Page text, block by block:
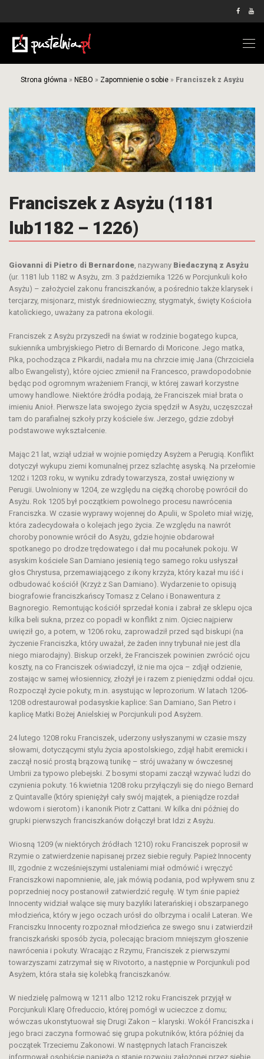
Strona główna » NEBO » Zapomnienie o sobie» Franciszek z Asyżu
Franciszek z Asyżu (1181
lub1182 – 1226)
Giovanni di Pietro di Bernardone, nazywany Biedaczyną z Asyżu
(ur. 1181 lub 1182 w Asyżu, zm. 3 października 1226 w Porcjunkuli koło
Asyżu) – założyciel zakonu franciszkanów, a pośrednio także klarysek i
tercjarzy, misjonarz, mistyk średniowieczny, stygmatyk, święty Kościoła
katolickiego, uważany za patrona ekologii.
Franciszek z Asyżu przyszedł na świat w rodzinie bogatego kupca,
sukiennika umbryjskiego Pietro di Bernardo di Moricone. Jego matka,
Pika, pochodząca z Pikardii, nadała mu na chrzcie imię Jana (Chrzciciela
albo Ewangelisty), które ojciec zmienił na Francesco, prawdopodobnie
będąc pod ogromnym wrażeniem Francji, w której zawarł korzystne
umowy handlowe. Niektóre źródła podają, że Franciszek miał brata o
imieniu Anioł. Pierwsze lata swojego życia spędził w Asyżu, uczęszczał
tam do parafialnej szkoły przy kościele św. Jerzego, gdzie zdobył
podstawowe wykształcenie.
Mając 21 lat, wziął udział w wojnie pomiędzy Asyżem a Perugią. Konflikt
dotyczył wykupu ziemi komunalnej przez szlachtę asyską. Na przełomie
1202 i 1203 roku, w wyniku zdrady towarzysza, został uwięziony w
Perugii. Uwolniony w 1204, ze względu na ciężką chorobę powrócił do
Asyżu. Rok 1205 był początkiem powolnego procesu nawrócenia
Franciszka. W czasie wyprawy wojennej do Apulii, w Spoleto miał wizję,
która zadecydowała o kolejach jego życia. Ze względu na nawrót
choroby ponownie wrócił do Asyżu, gdzie hojnie obdarował
spotkanego po drodze trędowatego i dał mu pocałunek pokoju. W
asyskim kościele San Damiano jesienią tego samego roku usłyszał
głos Chrystusa, przemawiającego z ikony krzyża, który kazał mu iść i
odbudować kościół (Krzyż z San Damiano). Wydarzenie to opisują
biografowie franciszkańscy Tomasz z Celano i Bonawentura z
Bagnoregio. Remontując kościół sprzedał konia i zabrał ze sklepu ojca
kilka beli sukna, przez co popadł w konflikt z nim. Ojciec najpierw
uwięził go, a potem, w 1206 roku, zaprowadził przed sąd biskupi (na
życzenie Franciszka, który uważał, że żaden inny trybunał nie jest dla
niego miarodajny). Biskup orzekł, że Franciszek powinien zwrócić ojcu
koszty, na co Franciszek oświadczył, iż nie ma ojca – zdjął odzienie,
zostając w samej włosiennicy, złożył je i razem z pieniędzmi oddał ojcu.
Rozpoczął życie pokuty, m.in. asystując w leprozorium. W latach 1206-
1208 odrestaurował podasyskie kaplice: San Damiano, San Pietro i
kaplicę Matki Bożej Anielskiej w Porcjunkuli pod Asyżem.
24 lutego 1208 roku Franciszek, uderzony usłyszanymi w czasie mszy
słowami, dotyczącymi stylu życia apostolskiego, zdjął habit eremicki i
zaczął nosić prostą brązową tunikę – strój uważany w ówczesnej
Umbrii za typowo plebejski. Z bosymi stopami zaczął wzywać ludzi do
czynienia pokuty. 16 kwietnia 1208 roku przyłączyli się do niego Bernard
z Quintavalle (który spieniężył cały swój majątek, a pieniądze rozdał
wdowom i sierotom) i kanonik Piotr z Cattani. W kilka dni później do
grupki pierwszych franciszkanów dołączył brat Idzi z Asyżu.
Wiosną 1209 (w niektórych źródłach 1210) roku Franciszek poprosił w
Rzymie o zatwierdzenie napisanej przez siebie reguły. Papież Innocenty
III, zgodnie z wcześniejszymi ustaleniami miał odmówić i wręczyć
Franciszkowi napomnienie, ale, jak mówią podania, pod wpływem snu z
poprzedniej nocy postanowił zatwierdzić regułę. W tym śnie papież
Innocenty widział walące się mury bazyliki laterańskiej i obszarpanego
młodzieńca, który w jego oczach urósł do olbrzyma i ocalił Lateran. We
Franciszku Innocenty rozpoznał młodzieńca ze swego snu i zatwierdził
franciszkański sposób życia, polecając braciom mniejszym głoszenie
nawrócenia i pokuty. Wracając z Rzymu, Franciszek z pierwszymi
towarzyszami zatrzymał się w Rivotorto, a następnie w Porcjunkuli pod
Asyżem, która stała się kolebką franciszkanów.
W niedzielę palmową w 1211 albo 1212 roku Franciszek przyjął w
Porcjunkuli Klarę Ofreduccio, której pomógł w ucieczce z domu;
wówczas ukonstytuował się Drugi Zakon – klaryski. Wokół Franciszka i
jego braci zaczyna formować się grupa pokutników, która później da
początek Trzeciemu Zakonowi. W następnych latach Franciszek
informował osobiście papieża o stanie rozwoju założonej przez siebie